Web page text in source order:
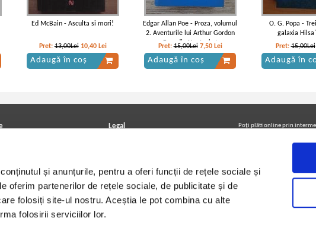
și anunțurile, pentru a oferi funcții de rețele sociale și
oferim partenerilor de rețele sociale, de publicitate și de
folosiți site-ul nostru. Aceștia le pot combina cu alte
folosirii serviciilor lor.
Ed McBain - Asculta si mori!
Pret:13,00Lei 10,40 Lei
Adaugă în coș
Edgar Allan Poe - Proza, volumul
2. Aventurile lui Arthur Gordon
Pym din Nantucket
Pret:15,00Lei 7,50 Lei
Adaugă în coș
O. G. Popa -
galaxia
Pret:15,00Lei
Adaugă în
CD/DVD
Legal
Termeni si conditii
Utilizare cookie-uri
Poţi plăti online prin
Urmăreşte-ne pe facebook